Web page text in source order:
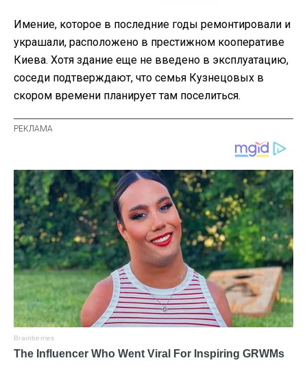
Имение, которое в последние годы ремонтировали и
украшали, расположено в престижном кооперативе
Киева. Хотя здание еще не введено в эксплуатацию,
соседи подтверждают, что семья Кузнецовых в
скором времени планирует там поселиться.